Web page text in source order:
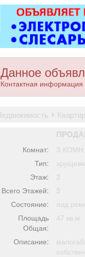
Данное
Контактная информация
недвижимость
Комнат:
3-КОМН.
Тип:
Этаж:
2
Всего Этажей:
5
Состояние:
под
Площадь
Общая:
47 кв.м
Описание: